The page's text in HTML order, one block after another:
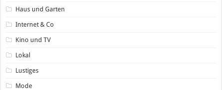
Haus und Garten
Internet & Co
Kino und TV
Lokal
Lustiges
Mode